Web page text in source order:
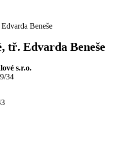
Beneše
tř. Edvarda Beneše
s.r.o.
34